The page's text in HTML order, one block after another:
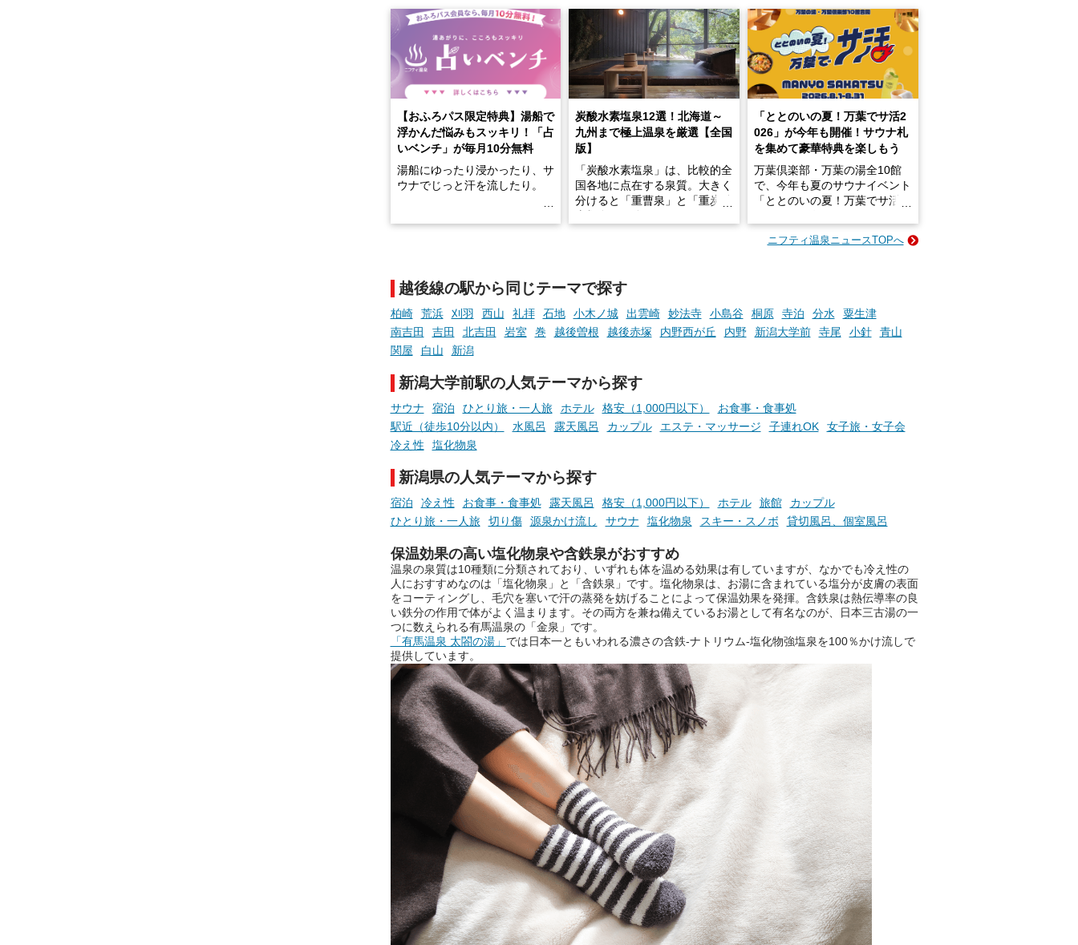
【おふろパス限定特典】湯船で
浮かんだ悩みもスッキリ！「占
いベンチ」が毎月10分無料
湯船にゆったり浸かったり、サ
ウナでじっと汗を流したり。
た「これからのこと」や「ちょ
っとした悩み」が、頭に浮かん
でくることはありませんか？
らこそ向き合える、大切な自分
そんな心のつぶやきを、湯あが
りの温まった心のまま相談でき
ニフティ温泉の「占いベンチ」
きをプロの占い師に相談するこ
とができるサービスです。
おふろパス会員様なら、この特
別なひとときを「毎月10分無
料」でご利用いただけます。
お湯で体がほぐれたら、次は占
い師さんとお話しして、心もほ
ぐしてみませんか？
炭酸水素塩泉12選！北海道～
九州まで極上温泉を厳選【全国
版】
「炭酸水素塩泉」は、比較的全
国各地に点在する泉質。大きく
分けると「重曹泉」と「重炭酸
す。
今回は筆者自ら入浴した中か
ら、日本各地にある炭酸水素塩
しと泉質の良さにこだわりつ
を厳選しました。
「ととのいの夏！万葉でサ活2
026」が今年も開催！サウナ札
を集めて豪華特典を楽しもう
万葉倶楽部・万葉の湯全10館
で、今年も夏のサウナイベント
「ととのいの夏！万葉でサ活2
2026年8月1日（土）～8月31
札」を集めることで、オリジナ
ルグッズや無料券などの特典と
交換可能。
ントも予定されています。ぜひ
チェックしてください！
この記事は万葉倶楽部株式会社
のPR記事です。
ニフティ温泉ニュースTOPへ
越後線の駅から同じテーマで探す
柏崎 荒浜 刈羽 西山 礼拝 石地 小木ノ城 出雲崎 妙法寺 小島谷 桐原 寺泊 分水
粟生津
南吉田
吉田 北吉田 岩室 巻 越後曽根 越後赤塚 内野西が丘 内野 新潟大学前 寺尾 小針
青山
関屋
白山 新潟
新潟大学前駅の人気テーマから探す
サウナ 宿泊 ひとり旅・一人旅 ホテル 格安（1,000円以下）
お食事・食事処
駅近（徒歩10分以内）
水風呂 露天風呂 カップル エステ・マッサージ 子連れOK
女子旅・女子会
冷え性
塩化物泉
新潟県の人気テーマから探す
宿泊 冷え性 お食事・食事処 露天風呂 格安（1,000円以下） ホテル 旅館
カップル
ひとり旅・一人旅
切り傷 源泉かけ流し サウナ 塩化物泉 スキー・スノボ 貸切風呂、個室風呂
保温効果の高い塩化物泉や含鉄泉がおすすめ
温泉の泉質は10種類に分類されており、いずれも体を温める効果は有していますが、なかでも冷え性の
人におすすめなのは「塩化物泉」と「含鉄泉」です。塩化物泉は、お湯に含まれている塩分が皮膚の表面
をコーティングし、毛穴を塞いで汗の蒸発を妨げることによって保温効果を発揮。含鉄泉は熱伝導率の良
い鉄分の作用で体がよく温まります。その両方を兼ね備えているお湯として有名なのが、日本三古湯の一
つに数えられる有馬温泉の「金泉」です。
「有馬温泉 太閤の湯」 では日本一ともいわれる濃さの含鉄-ナトリウム-塩化物強塩泉を100％かけ流しで
提供しています。